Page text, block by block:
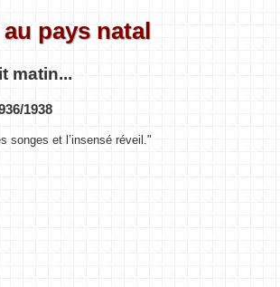
pays natal
matin...
1938
songes et l’insensé réveil."